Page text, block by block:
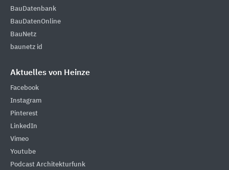
BauDatenbank
BauDatenOnline
BauNetz
baunetz id
Aktuelles von Heinze
Facebook
Instagram
Pinterest
LinkedIn
Vimeo
Youtube
Podcast Architekturfunk